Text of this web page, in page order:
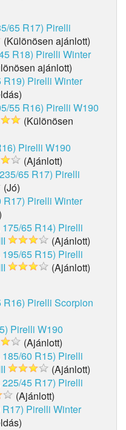
65 R17) Pirelli
(Különösen ajánlott)
R18) Pirelli Winter
ajánlott)
R19) Pirelli Winter
55 R16) Pirelli W190
(Különösen
Pirelli W190
(Ajánlott)
65 R17) Pirelli
(Jó)
R17) Pirelli Winter
65 R14) Pirelli
(Ajánlott)
65 R15) Pirelli
(Ajánlott)
R16) Pirelli Scorpion
Pirelli W190
(Ajánlott)
60 R15) Pirelli
(Ajánlott)
45 R17) Pirelli
(Ajánlott)
Pirelli Winter